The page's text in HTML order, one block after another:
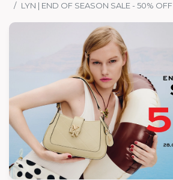
LYN | END OF SEASON SALE - 50% OFF